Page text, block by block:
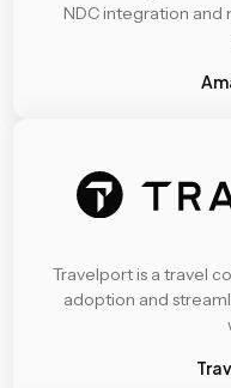
NDC integration and
Travelport is a travel
adoption and